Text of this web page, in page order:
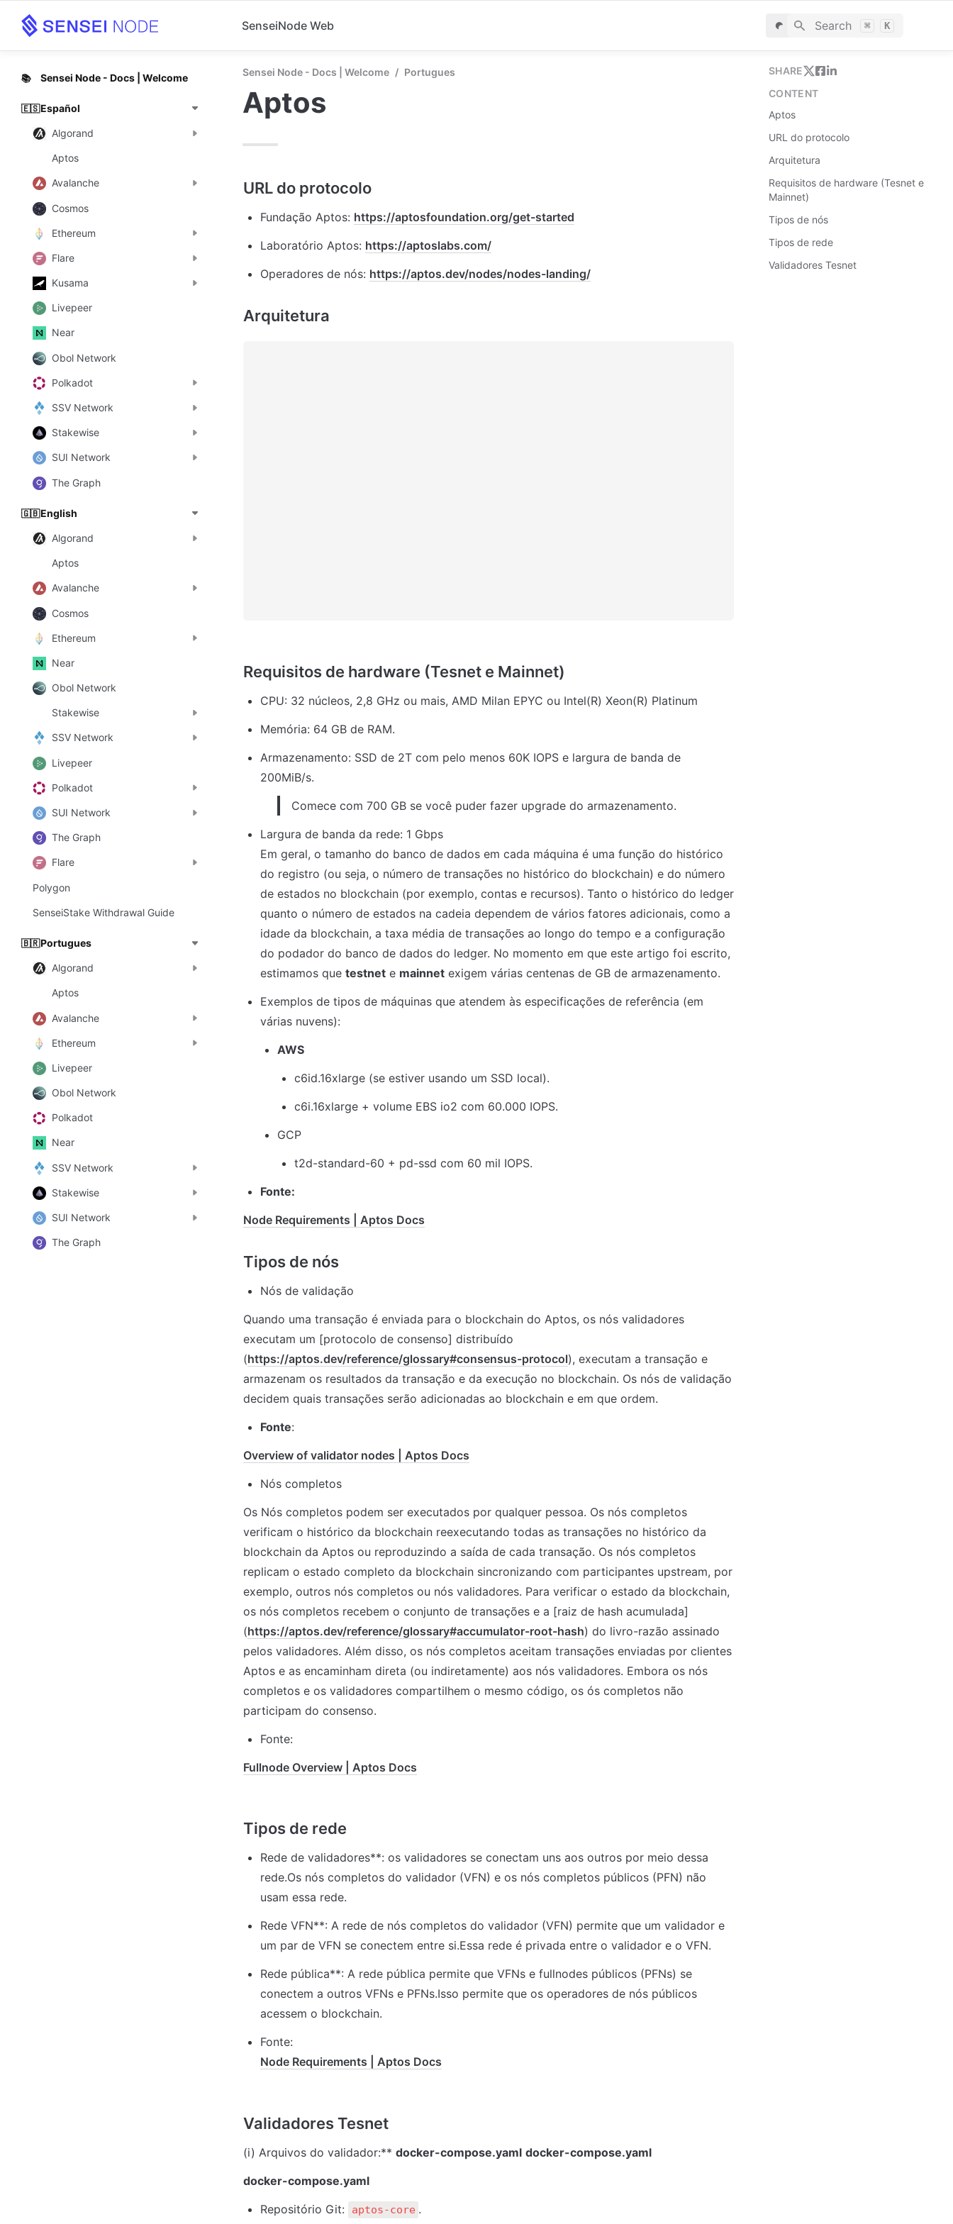
SenseiNode Web Search ⌘ K
📚 Sensei Node - Docs | Welcome
🇪🇸Español
Algorand
Aptos
Avalanche
Cosmos
Ethereum
Flare
Kusama
Livepeer
Near
Obol Network
Polkadot
SSV Network
Stakewise
SUI Network
The Graph
🇬🇧English
Algorand
Aptos
Avalanche
Cosmos
Ethereum
Near
Obol Network
Stakewise
SSV Network
Livepeer
Polkadot
SUI Network
The Graph
Flare
Polygon
SenseiStake Withdrawal Guide
🇧🇷Portugues
Algorand
Aptos
Avalanche
Ethereum
Livepeer
Obol Network
Polkadot
Near
SSV Network
Stakewise
SUI Network
The Graph
Sensei Node - Docs | Welcome / Portugues
Aptos
Fundação Aptos: https://aptosfoundation.org/get-started
Laboratório Aptos: https://aptoslabs.com/
Operadores de nós: https://aptos.dev/nodes/nodes-landing/
Arquitetura
CPU: 32 núcleos, 2,8 GHz ou mais, AMD Milan EPYC ou Intel(R) Xeon(R) Platinum
Memória: 64 GB de RAM.
Armazenamento: SSD de 2T com pelo menos 60K IOPS e largura de banda de
200MiB/s.
Comece com 700 GB se você puder fazer upgrade do armazenamento.
Largura de banda da rede: 1 Gbps
Em geral, o tamanho do banco de dados em cada máquina é uma função do histórico
do registro (ou seja, o número de transações no histórico do blockchain) e do número
de estados no blockchain (por exemplo, contas e recursos). Tanto o histórico do ledger
quanto o número de estados na cadeia dependem de vários fatores adicionais, como a
idade da blockchain, a taxa média de transações ao longo do tempo e a configuração
do podador do banco de dados do ledger. No momento em que este artigo foi escrito,
estimamos que testnet e mainnet exigem várias centenas de GB de armazenamento.
Exemplos de tipos de máquinas que atendem às especificações de referência (em
várias nuvens):
AWS
c6id.16xlarge (se estiver usando um SSD local).
c6i.16xlarge + volume EBS io2 com 60.000 IOPS.
GCP
t2d-standard-60 + pd-ssd com 60 mil IOPS.
Fonte:
Node Requirements | Aptos Docs
Tipos de nós
Nós de validação
Quando uma transação é enviada para o blockchain do Aptos, os nós validadores
executam um [protocolo de consenso] distribuído
(https://aptos.dev/reference/glossary#consensus-protocol), executam a transação e
armazenam os resultados da transação e da execução no blockchain. Os nós de validação
decidem quais transações serão adicionadas ao blockchain e em que ordem.
Fonte:
Overview of validator nodes | Aptos Docs
Nós completos
Os Nós completos podem ser executados por qualquer pessoa. Os nós completos
verificam o histórico da blockchain reexecutando todas as transações no histórico da
blockchain da Aptos ou reproduzindo a saída de cada transação. Os nós completos
replicam o estado completo da blockchain sincronizando com participantes upstream, por
exemplo, outros nós completos ou nós validadores. Para verificar o estado da blockchain,
os nós completos recebem o conjunto de transações e a [raiz de hash acumulada]
(https://aptos.dev/reference/glossary#accumulator-root-hash) do livro-razão assinado
pelos validadores. Além disso, os nós completos aceitam transações enviadas por clientes
Aptos e as encaminham direta (ou indiretamente) aos nós validadores. Embora os nós
completos e os validadores compartilhem o mesmo código, os ós completos não
participam do consenso.
Fonte:
Fullnode Overview | Aptos Docs
Rede de validadores**: os validadores se conectam uns aos outros por meio dessa
rede.Os nós completos do validador (VFN) e os nós completos públicos (PFN) não
usam essa rede.
Rede VFN**: A rede de nós completos do validador (VFN) permite que um validador e
um par de VFN se conectem entre si.Essa rede é privada entre o validador e o VFN.
Rede pública**: A rede pública permite que VFNs e fullnodes públicos (PFNs) se
conectem a outros VFNs e PFNs.Isso permite que os operadores de nós públicos
acessem o blockchain.
Node Requirements | Aptos Docs
(i) Arquivos do validador:** docker-compose.yaml docker-compose.yaml
docker-compose.yaml
Repositório Git:
aptos-core .
SHARE
CONTENT
Aptos
URL do protocolo
Arquitetura
Requisitos de hardware (Tesnet e
Mainnet)
Tipos de nós
Tipos de rede
Validadores Tesnet